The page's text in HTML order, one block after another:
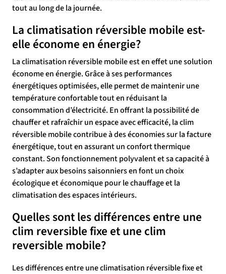
tout au long de la journée.
La climatisation réversible mobile est-
elle économe en énergie?
La climatisation réversible mobile est en effet une solution
économe en énergie. Grâce à ses performances
énergétiques optimisées, elle permet de maintenir une
température confortable tout en réduisant la
consommation d’électricité. En offrant la possibilité de
chauffer et rafraîchir un espace avec efficacité, la clim
réversible mobile contribue à des économies sur la facture
énergétique, tout en assurant un confort thermique
constant. Son fonctionnement polyvalent et sa capacité à
s’adapter aux besoins saisonniers en font un choix
écologique et économique pour le chauffage et la
climatisation des espaces intérieurs.
Quelles sont les différences entre une
clim reversible fixe et une clim
reversible mobile?
Les différences entre une climatisation réversible fixe et